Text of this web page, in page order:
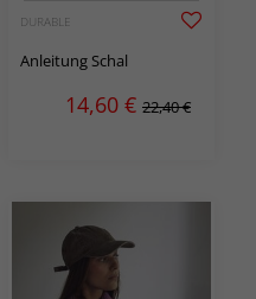
DURABLE
Anleitung Schal
14,60 € 22,40 €